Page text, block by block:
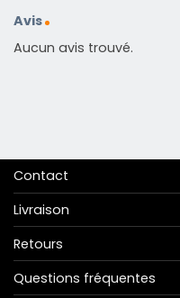
Avis
Aucun avis trouvé.
Contact
Livraison
Retours
Questions fréquentes